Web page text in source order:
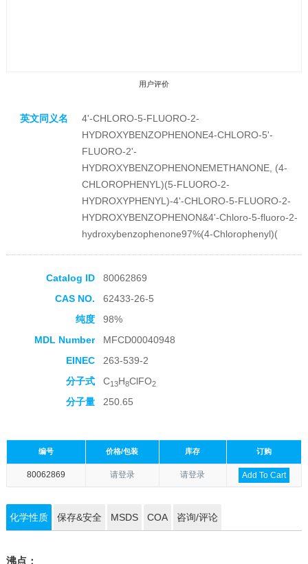
用户评价
收藏产品
英文同义名
4'-CHLORO-5-FLUORO-2-
HYDROXYBENZOPHENONE4-CHLORO-5'-
FLUORO-2'-
HYDROXYBENZOPHENONEMETHANONE, (4-
CHLOROPHENYL)(5-FLUORO-2-
HYDROXYPHENYL)-4'-CHLORO-5-FLUORO-2-
HYDROXYBENZOPHENON&4'-Chloro-5-fluoro-2-
hydroxybenzophenone97%(4-Chlorophenyl)(
Catalog ID
80062869
CAS NO.
62433-26-5
纯度
98%
MDL Number
MFCD00040948
EINEC
263-539-2
分子式
C13H8ClFO2
分子量 250.65
编号 价格/包装 库存 订购
80062869 请登录 请登录 Add To Cart
化学性质 保存&安全 MSDS COA 咨询/评论
沸点：